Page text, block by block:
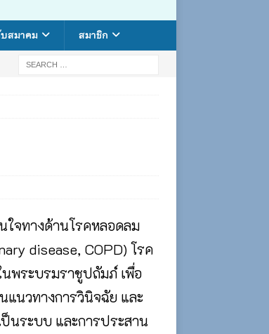
สมาคม สมาชิก
ใจทางด้านโรคหลอดลม
disease, COPD) โรค
พระบรมราชูปถัมภ์ เพื่อ
แนวทางการวินิจฉัย และ
นระบบ และการประสาน